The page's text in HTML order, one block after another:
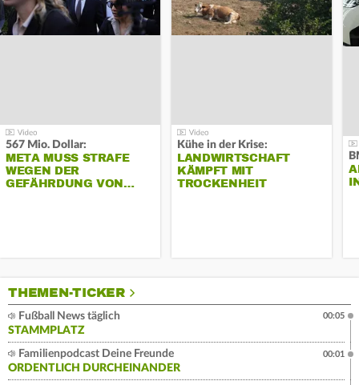
567 Mio. Dollar:
META MUSS STRAFE
WEGEN DER
GEFÄHRDUNG VON…
Kühe in der Krise:
LANDWIRTSCHAFT
KÄMPFT MIT
TROCKENHEIT
THEMEN-TICKER
Fußball News täglich
STAMMPLATZ
00:05
Familienpodcast Deine Freunde
ORDENTLICH DURCHEINANDER
00:01